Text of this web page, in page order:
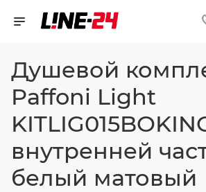
Душевой
Paffoni Light
внутренней
белый матовый